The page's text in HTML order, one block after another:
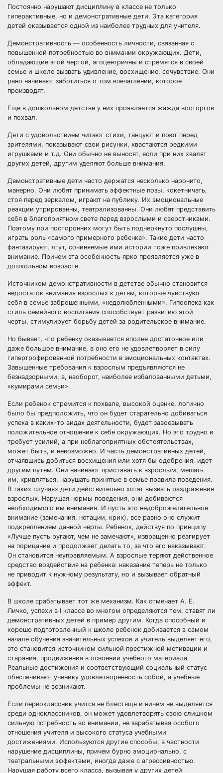
Постоянно нарушают дисциплину в классе не только
гиперактивные, но и демонстративные дети. Эта категория
детей оказывается одной из наиболее трудных для учителя.
Демонстративность — особенность личности, связанная с
повышенной потребностью во внимании окружающих. Дети,
обладающие этой чертой, эгоцентричны и стремятся в своей
семье и школе вызвать удивление, восхищение, сочувствие. Они
рано начинают заботиться о том впечатлении, которое
производят.
Еще в дошкольном детстве у них проявляется жажда восторгов
и похвал.
Дети с удовольствием читают стихи, танцуют и поют перед
зрителями, показывают свои рисунки, хвастаются редкими
игрушками и т.д. Они обычно не выносят, если при них хвалят
других детей, другим уделяют больше внимания.
Демонстративные дети часто держатся несколько нарочито,
манерно. Они любят принимать эффектные позы, кокетничать,
стоя перед зеркалом, играют на публику. Их эмоциональные
реакции утрированны, театрализованны. Они любят представить
себя в благоприятном свете перед взрослыми и сверстниками.
Поэтому при посторонних могут быть подчеркнуто послушны,
играть роль «самого примерного ребенка». Такие дети часто
фантазируют, лгут, сочиняемые ими истории тоже привлекают
внимание. Причем эта особенность ярко проявляется уже в
дошкольном возрасте.
Источником демонстративности в детстве обычно становится
недостаток внимания взрослых к детям, которые чувствуют
себя в семье заброшенными, «недолюбленными». Гипоопека как
стиль семейного воспитания способствует развитию этой
черты, стимулирует борьбу детей за родительское внимание.
Но бывает, что ребенку оказывается вполне достаточное или
даже большое внимание, а оно его не удовлетворяет в силу
гипертрофированной потребности в эмоциональных контактах.
Завышенные требования к взрослым предъявляются не
безнадзорными, а, наоборот, наиболее избалованными детьми,
«кумирами семьи».
Если ребенок стремится к похвале, высокой оценке, логично
было бы предположить, что он будет старательно добиваться
успеха в каких-то видах деятельности, будет завоевывать
положительное отношение к себе окружающих. Но это трудно и
требует усилий, а при неблагоприятных обстоятельствах,
может быть, и невозможно. И часть демонстративных детей,
отчаявшись добиться восхищения или хотя бы одобрения, идет
другим путем. Они начинают приставать к взрослым, мешать
им, кривляться, нарушать принятые в семье правила поведения.
В таких случаях дети действительно хотят вызвать раздражение
взрослых. Нарушая нормы поведения, они добиваются
необходимого им внимания. И пусть это недоброжелательное
внимание (замечания, нотации, крик), все равно оно служит
подкреплением данной черты. Ребенок, действуя по принципу
«Лучше пусть ругают, чем не замечают», извращенно реагирует
на порицание и продолжает делать то, за что его наказывают.
Он становится неуправляемым. А взрослые теряют действенное
средство воздействия на ребенка: наказание теперь не только
не приводит к нужному результату, но и вызывает обратный
эффект.
В школе срабатывает тот же механизм. Как отмечает А. Е.
Личко, успехи в I классе во многом определяются тем, ставят ли
демонстративных детей в пример другим. Когда способный и
хорошо подготовленный к школе ребенок добивается в самом
начале обучения значительных успехов и учитель выделяет его,
это становится источником сильной престижной мотивации и
старания, продвижения в освоении учебного материала.
Реальные достижения и соответствующий социальный статус
обеспечивают ученику удовлетворенность собой, а учебные
проблемы не возникают.
Если первоклассник учится не блестяще и ничем не выделяется
среди одноклассников, он может удовлетворять свою слишком
сильную потребность во внимании, не зарабатывая особого
отношения учителя и высокого статуса учебными
достижениями. Используются другие способы, в частности
нарушение дисциплины, причем бурно эмоционально, с
театральными эффектами, иногда даже с агрессивностью.
Нарушая работу всего класса, вызывая у других детей